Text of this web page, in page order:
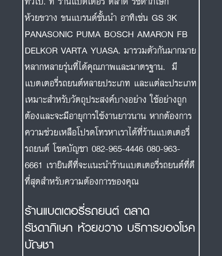
ห้วยขวาง ขนแบรนด์ชั้นนำ อาทิเช่น GS 3K
PANASONIC PUMA BOSCH AMARON FB
DELKOR VARTA YUASA. มารวมตัวกันมากมาย
หลากหลายรุ่นที่ได้คุณภาพและมาตรฐาน. มี
แบตเตอรี่รถยนต์หลายประเภท และแต่ละประเภท
เหมาะสำหรับวัตถุประสงค์บางอย่าง ใช้อย่างถูก
ต้องและจะมีอายุการใช้งานยาวนาน หากต้องการ
ความช่วยเหลือโปรดโทรหาเราได้ที่ร้านแบตเตอรี่
รถยนต์ โชคบัญชา 082-965-4446 080-963-
6661 เรายินดีที่จะแนะนำร้านแบตเตอรี่รถยนต์ที่ดี
ที่สุดสำหรับความต้องการของคุณ
ร้านแบตเตอรี่รถยนต์ ตลาด
รัชดาภิเษก ห้วยขวาง บริการของโชค
บัญชา